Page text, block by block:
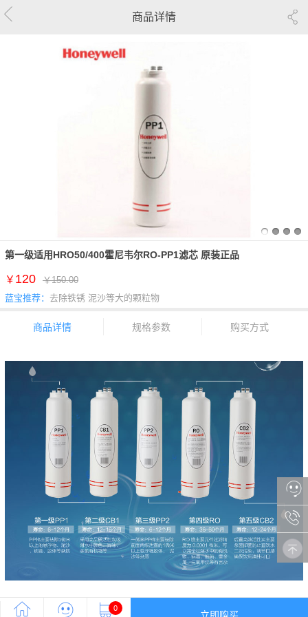
商品详情
第一级适用HRO50/400霍尼韦尔RO-PP1滤芯 原装正品
￥ 120
￥150.00
蓝宝推荐： 去除铁锈 泥沙等大的颗粒物
商品详情 规格参数 购买方式
0